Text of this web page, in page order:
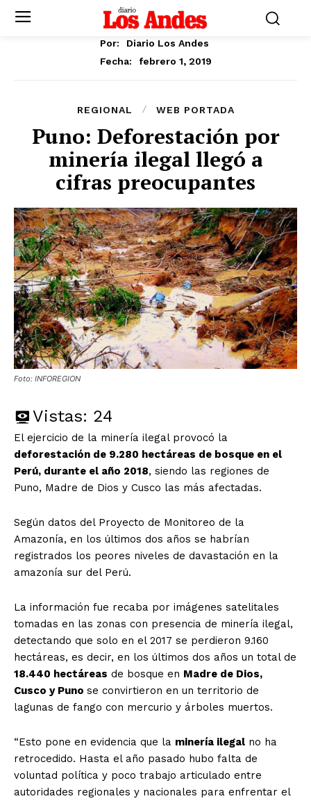
Por:
Diario Los Andes
Fecha:
febrero 1, 2019
REGIONAL WEB PORTADA
Puno: Deforestación por
minería ilegal llegó a
cifras preocupantes
Foto: INFOREGION
Vistas: 24
El ejercicio de la minería ilegal provocó la
deforestación de 9.280 hectáreas de bosque en el
Perú, durante el año 2018, siendo las regiones de
Puno, Madre de Dios y Cusco las más afectadas.
Según datos del Proyecto de Monitoreo de la
Amazonía, en los últimos dos años se habrían
registrados los peores niveles de davastación en la
amazonía sur del Perú.
La información fue recaba por imágenes satelitales
tomadas en las zonas con presencia de minería ilegal,
detectando que solo en el 2017 se perdieron 9.160
hectáreas, es decir, en los últimos dos años un total de
18.440 hectáreas de bosque en Madre de Dios,
Cusco y Puno se convirtieron en un territorio de
lagunas de fango con mercurio y árboles muertos.
“Esto pone en evidencia que la minería ilegal no ha
retrocedido. Hasta el año pasado hubo falta de
voluntad política y poco trabajo articulado entre
autoridades regionales y nacionales para enfrentar el